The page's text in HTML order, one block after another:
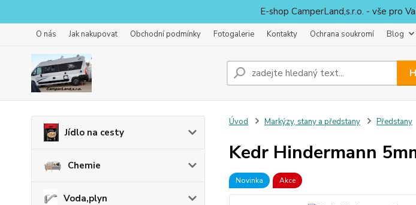
E-shop CamperLand,s.r.o. - vše pro
O nás Jak nakupovat Obchodní podmínky Fotogalerie Kontakty Ochrana soukromí Blog
Jídlo na cesty
Chemie
Voda,plyn
Úvod Markýzy, stany a předstany Předstany
Kedr Hindermann
Novinka Akce